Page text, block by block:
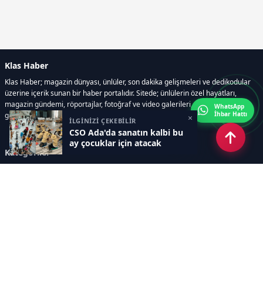
İLGİNİZİ ÇEKEBİLİR
CSO Ada'da sanatın kalbi bu
ay çocuklar için atacak
×
Klas Haber
Klas Haber; magazin dünyası, ünlüler, son dakika gelişmeleri ve dedikodular
üzerine içerik sunan bir haber portalıdır. Sitede; ünlülerin özel hayatları,
magazin gündemi, röportajlar, fotoğraf ve video galerileri, resmi ilanlar, e-
gazete gibi geniş bir içerik yelpazesi bulunur.
Kategoriler
WhatsApp
İhbar Hattı